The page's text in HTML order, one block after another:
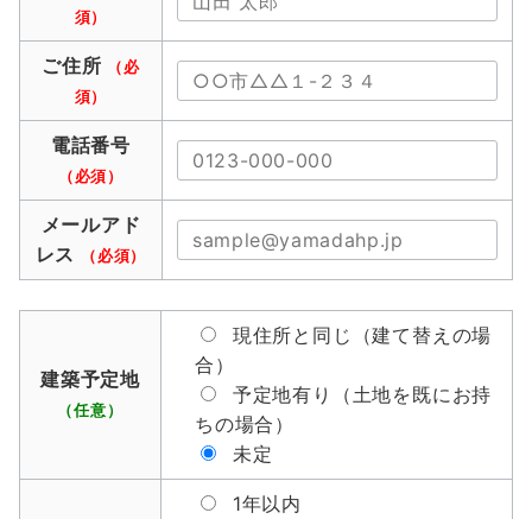
須）
ご住所
（必
須）
電話番号
（必須）
メールアド
レス
（必須）
建築予定地
（任意）
現住所と同じ（建て替えの場
合）
予定地有り（土地を既にお持
ちの場合）
未定
1年以内